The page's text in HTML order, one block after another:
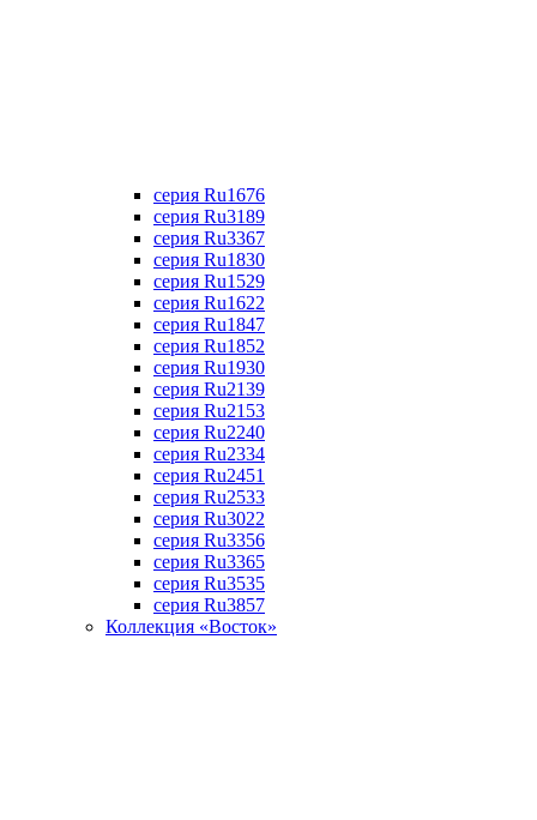
серия Ru1676
серия Ru3189
серия Ru3367
cерия Ru1830
серия Ru1529
серия Ru1622
серия Ru1847
серия Ru1852
серия Ru1930
серия Ru2139
серия Ru2153
серия Ru2240
серия Ru2334
серия Ru2451
серия Ru2533
серия Ru3022
серия Ru3356
серия Ru3365
серия Ru3535
серия Ru3857
Коллекция «Восток»